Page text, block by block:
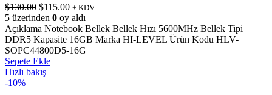
$130.00 Orijinal
fiyat:
$130.00.
$115.00Şu
andaki
fiyat:
$115.00.
+ KDV
5 üzerinden 0 oy aldı
Açıklama Notebook Bellek Bellek Hızı 5600MHz Bellek Tipi
DDR5 Kapasite 16GB Marka HI-LEVEL Ürün Kodu HLV-
SOPC44800D5-16G
Sepete Ekle
Hızlı bakış
-10%